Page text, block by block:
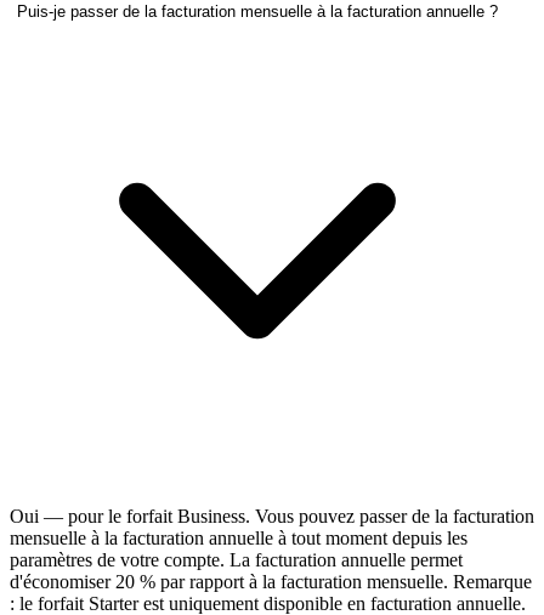
Puis-je passer de la facturation mensuelle à la facturation annuelle ?
Oui — pour le forfait Business. Vous pouvez passer de la facturation
mensuelle à la facturation annuelle à tout moment depuis les
paramètres de votre compte. La facturation annuelle permet
d'économiser 20 % par rapport à la facturation mensuelle. Remarque
: le forfait Starter est uniquement disponible en facturation annuelle.